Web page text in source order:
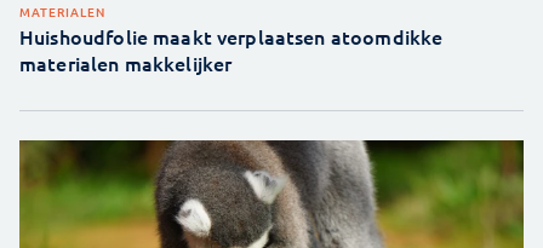
MATERIALEN
Huishoudfolie maakt verplaatsen atoomdikke
materialen makkelijker